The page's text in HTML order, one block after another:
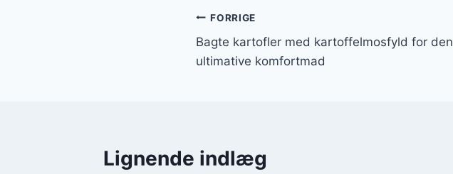
Indlægsnavigation
FORRIGE
Bagte kartofler med kartoffelmosfyld for den
ultimative komfortmad
Lignende indlæg